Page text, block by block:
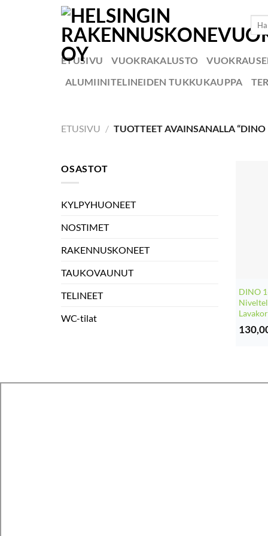
ETUSIVU VUOKRAKALUSTO
ALUMIINITELINEIDEN TUKKUKAUPPA
ETUSIVU / TUOTTEET AVAINSANALLA “DINO
OSASTOT
KYLPYHUONEET
NOSTIMET
RAKENNUSKONEET
TAUKOVAUNUT
TELINEET
WC-tilat
DINO